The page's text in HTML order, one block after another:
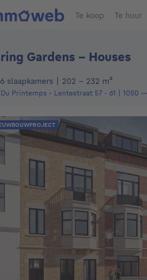
Te koop Te huur
Gardens - Houses
slaapkamers 202 - 232 m²
Printemps - Lentestraat 57 - 61 1050 —